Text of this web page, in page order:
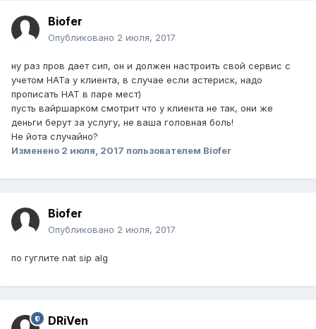
Biofer
Опубликовано 2 июля, 2017
ну раз пров дает сип, он и должен настроить свой сервис с
учетом НАТа у клиента, в случае если астериск, надо
прописать НАТ в паре мест)
пусть вайршарком смотрит что у клиента не так, они же
деньги берут за услугу, не ваша головная боль!
Не йота случайно?
Изменено 2 июля, 2017 пользователем Biofer
Biofer
Опубликовано 2 июля, 2017
по гуглите nat sip alg
DRiVen